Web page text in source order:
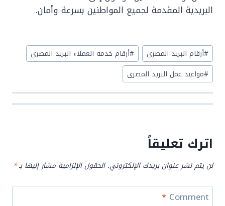
البريدية المقدمة لجميع المواطنين بسرعة وأمان.
Post
Tags:
#أرقام البريد المصري #أرقام خدمة العملاء البريد المصري
#مواعيد عمل البريد المصرى
اترك تعليقاً
لن يتم نشر عنوان بريدك الإلكتروني. الحقول الإلزامية مشار إليها بـ*
Comment
*